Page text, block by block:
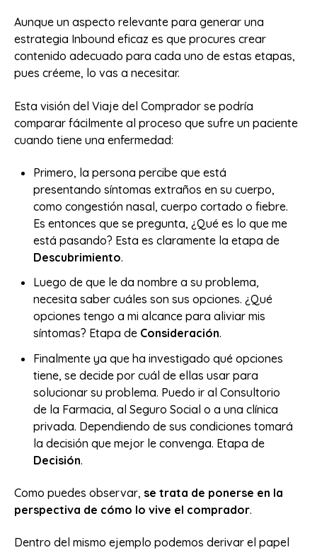
Aunque un aspecto relevante para generar una
estrategia Inbound eficaz es que procures crear
contenido adecuado para cada uno de estas etapas,
pues créeme, lo vas a necesitar.
Esta visión del Viaje del Comprador se podría
comparar fácilmente al proceso que sufre un paciente
cuando tiene una enfermedad:
Primero, la persona percibe que está
presentando síntomas extraños en su cuerpo,
como congestión nasal, cuerpo cortado o fiebre.
Es entonces que se pregunta, ¿Qué es lo que me
está pasando? Esta es claramente la etapa de
Descubrimiento.
Luego de que le da nombre a su problema,
necesita saber cuáles son sus opciones. ¿Qué
opciones tengo a mi alcance para aliviar mis
síntomas? Etapa de Consideración.
Finalmente ya que ha investigado qué opciones
tiene, se decide por cuál de ellas usar para
solucionar su problema. Puedo ir al Consultorio
de la Farmacia, al Seguro Social o a una clínica
privada. Dependiendo de sus condiciones tomará
la decisión que mejor le convenga. Etapa de
Decisión.
Como puedes observar, se trata de ponerse en la
perspectiva de cómo lo vive el comprador.
Dentro del mismo ejemplo podemos derivar el papel